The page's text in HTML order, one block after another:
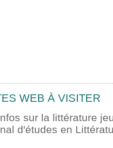
WEB À VISITER
sur la littérature
d'études en